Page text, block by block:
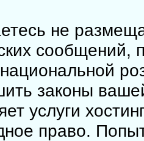
не
сообщений,
законы
услуги
право.